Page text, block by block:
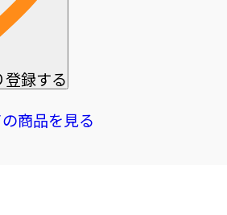
録する
商品を見る